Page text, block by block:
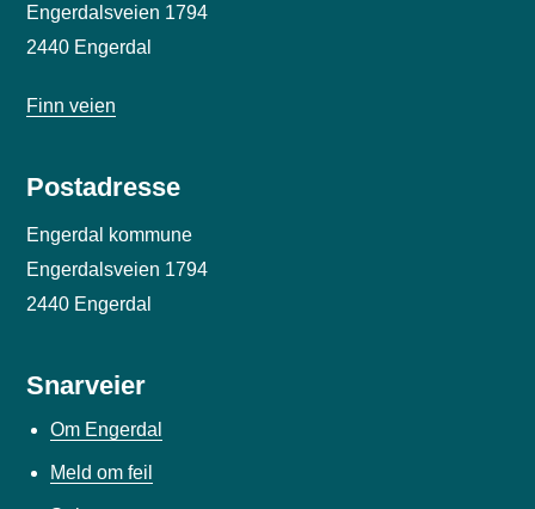
Engerdalsveien 1794
2440 Engerdal
Finn veien
Postadresse
Engerdal kommune
Engerdalsveien 1794
2440 Engerdal
Snarveier
Om Engerdal
Meld om feil